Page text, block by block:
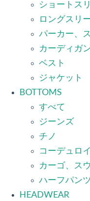
ショートス
ロングスリ
パーカー、
カーディガ
ベスト
ジャケット
BOTTOMS
すべて
ジーンズ
チノ
コーデュロ
カーゴ、ス
ハーフパンツ
HEADWEAR